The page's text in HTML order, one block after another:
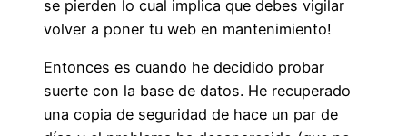
se pierden lo cual implica que debes vigilar
volver a poner tu web en mantenimiento!
Entonces es cuando he decidido probar
suerte con la base de datos. He recuperado
una copia de seguridad de hace un par de